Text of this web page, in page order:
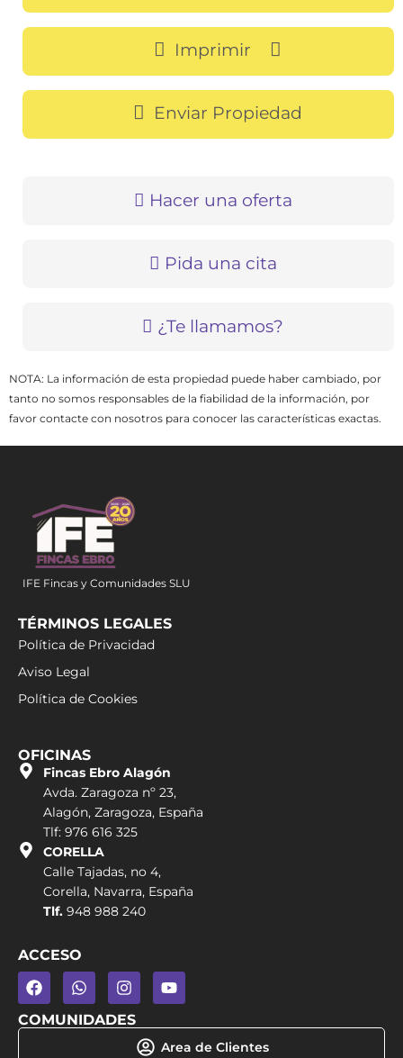
Imprimir
Enviar Propiedad
Hacer una oferta
Pida una cita
¿Te llamamos?
NOTA: La información de esta propiedad puede haber cambiado, por
tanto no somos responsables de la fiabilidad de la información, por
favor contacte con nosotros para conocer las características exactas.
IFE Fincas y Comunidades SLU
TÉRMINOS LEGALES
Política de Privacidad
Aviso Legal
Política de Cookies
OFICINAS
Fincas Ebro Alagón
Avda. Zaragoza nº 23,
Alagón, Zaragoza, España
Tlf: 976 616 325
CORELLA
Calle Tajadas, no 4,
Corella, Navarra, España
Tlf. 948 988 240
ACCESO
COMUNIDADES
Area de Clientes